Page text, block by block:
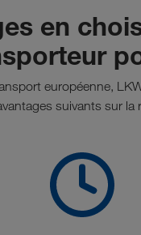
en
européenne,
suivants sur la